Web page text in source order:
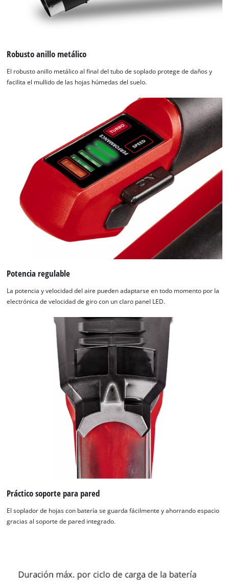
¡Necesitamos su consentimiento para
This content is not permitted to load due
visitor. The website owner needs to setup
the site with their CMP to add this content
to the list of technologies used.
Powered by
Usercentrics Consent
Management Platform
Robusto anillo metálico
El robusto anillo metálico al final del tubo de soplado protege de daños y
facilita el mullido de las hojas húmedas del suelo.
Potencia regulable
La potencia y velocidad del aire pueden adaptarse en todo momento por la
electrónica de velocidad de giro con un claro panel LED.
Práctico soporte para pared
El soplador de hojas con batería se guarda fácilmente y ahorrando espacio
gracias al soporte de pared integrado.